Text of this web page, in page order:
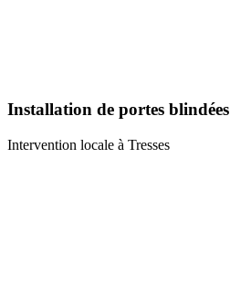
Installation de portes blindées
Intervention locale à Tresses